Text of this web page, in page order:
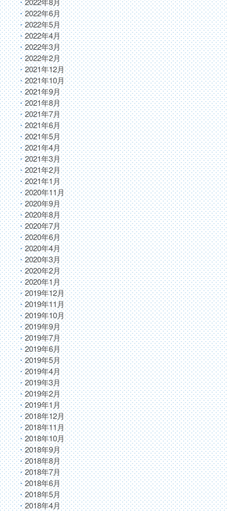
2022年6月
2022年5月
2022年4月
2022年3月
2022年2月
2021年12月
2021年10月
2021年9月
2021年8月
2021年7月
2021年6月
2021年5月
2021年4月
2021年3月
2021年2月
2021年1月
2020年11月
2020年9月
2020年8月
2020年7月
2020年6月
2020年4月
2020年3月
2020年2月
2020年1月
2019年12月
2019年11月
2019年10月
2019年9月
2019年7月
2019年6月
2019年5月
2019年4月
2019年3月
2019年2月
2019年1月
2018年12月
2018年11月
2018年10月
2018年9月
2018年8月
2018年7月
2018年6月
2018年5月
2018年4月